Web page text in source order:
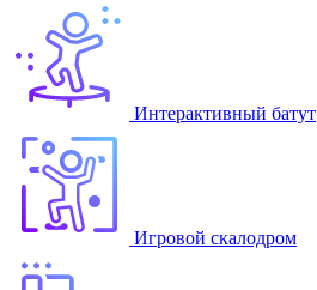
Интерактивный батут
Игровой скалодром